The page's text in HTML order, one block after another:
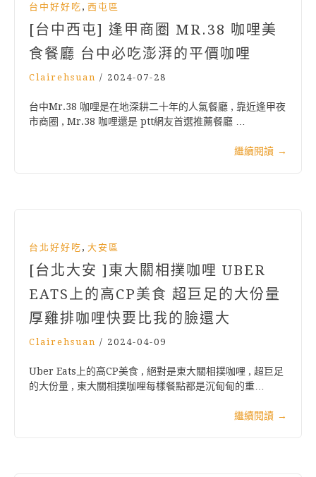
台中好好吃 , 西屯區
[台中西屯] 逢甲商圈 MR.38 咖哩美
食餐廳 台中必吃澎湃的平價咖哩
Clairehsuan / 2024-07-28
台中Mr.38 咖哩是在地深耕二十年的人氣餐廳 , 靠近逢甲夜
市商圈 , Mr.38 咖哩還是 ptt網友首選推薦餐廳 …
繼續閱讀 →
台北好好吃 , 大安區
[台北大安 ]東大關相撲咖哩 UBER
EATS上的高CP美食 超巨足的大份量
厚雞排咖哩快要比我的臉還大
Clairehsuan / 2024-04-09
Uber Eats上的高CP美食 , 絕對是東大關相撲咖哩 , 超巨足
的大份量 , 東大關相撲咖哩每樣餐點都是沉甸甸的重…
繼續閱讀 →